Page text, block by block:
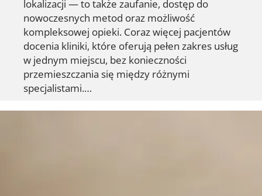
lokalizacji — to także zaufanie, dostęp do
nowoczesnych metod oraz możliwość
kompleksowej opieki. Coraz więcej pacjentów
docenia kliniki, które oferują pełen zakres usług
w jednym miejscu, bez konieczności
przemieszczania się między różnymi
specjalistami.…